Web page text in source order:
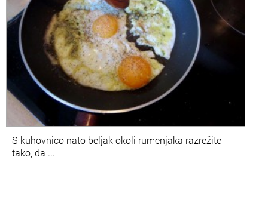
S kuhovnico nato beljak okoli rumenjaka razrežite
tako, da ...